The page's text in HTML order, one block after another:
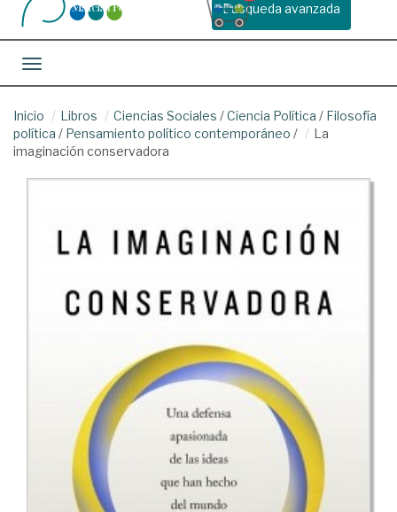
Busqueda avanzada
Toggle navigation
Inicio Libros Ciencias Sociales /Ciencia Política / Filosofía
política / Pensamiento político contemporáneo /
La
imaginación conservadora